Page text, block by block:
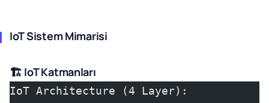
IoT Sistem Mimarisi
🏗️ IoT Katmanları
IoT Architecture (4 Layer):